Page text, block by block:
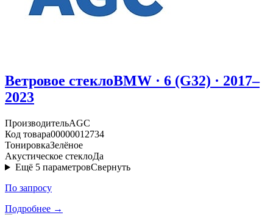
Ветровое стеклоBMW · 6 (G32) · 2017–
2023
ПроизводительAGC
Код товара00000012734
ТонировкаЗелёное
Акустическое стеклоДа
Ещё 5 параметровСвернуть
По запросу
Подробнее →